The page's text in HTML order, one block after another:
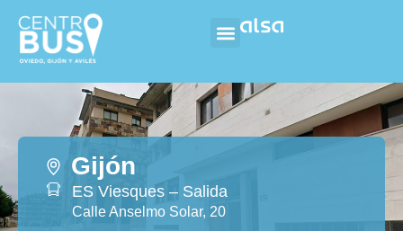
Gijón
ES Viesques – Salida
Calle Anselmo Solar, 20